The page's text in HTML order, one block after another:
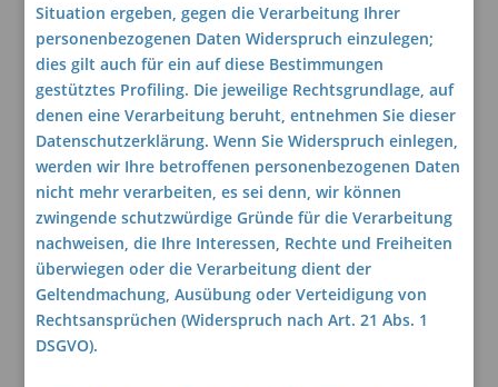
Situation ergeben, gegen die Verarbeitung Ihrer
personenbezogenen Daten Widerspruch einzulegen;
dies gilt auch für ein auf diese Bestimmungen
gestütztes Profiling. Die jeweilige Rechtsgrundlage, auf
denen eine Verarbeitung beruht, entnehmen Sie dieser
Datenschutzerklärung. Wenn Sie Widerspruch einlegen,
werden wir Ihre betroffenen personenbezogenen Daten
nicht mehr verarbeiten, es sei denn, wir können
zwingende schutzwürdige Gründe für die Verarbeitung
nachweisen, die Ihre Interessen, Rechte und Freiheiten
überwiegen oder die Verarbeitung dient der
Geltendmachung, Ausübung oder Verteidigung von
Rechtsansprüchen (Widerspruch nach Art. 21 Abs. 1
DSGVO).